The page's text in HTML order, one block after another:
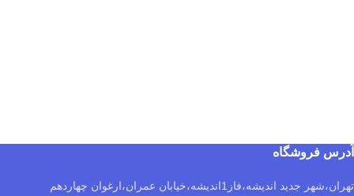
آدرس فروشگاه
تهران،شهر جدید اندیشه،فاز1اندیشه،خیابان عمران،ارغوان چهاردهم